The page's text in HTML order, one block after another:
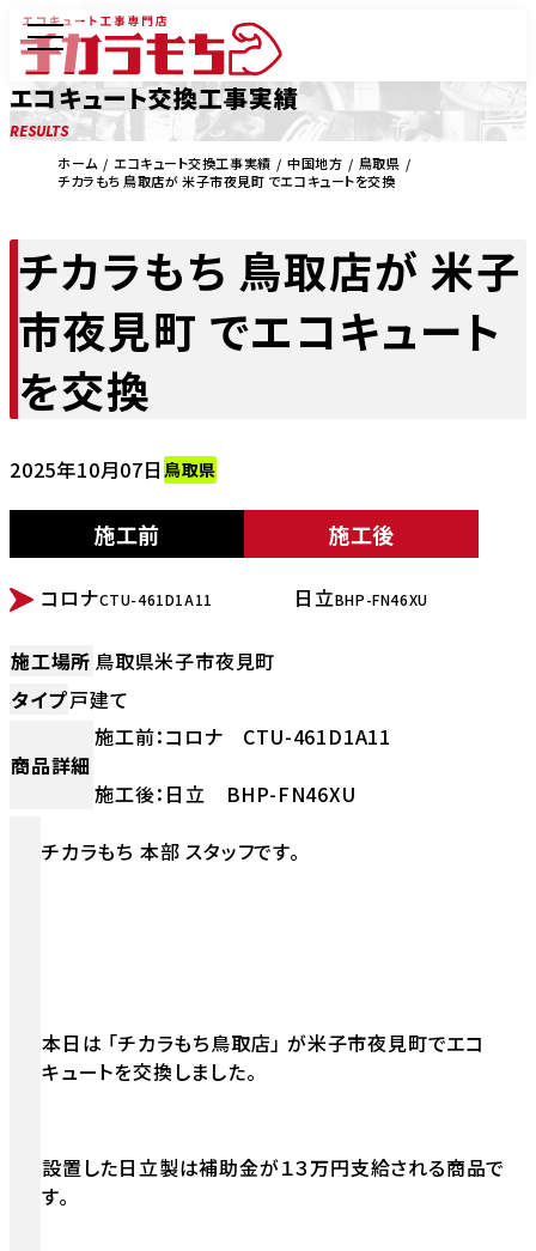
エコキュート交換工事実績
RESULTS
ホーム エコキュート交換工事実績 中国地方
鳥取県
チカラもち 鳥取店が 米子市夜見町 でエコキュートを交換
チカラもち 鳥取店が 米子
市夜見町 でエコキュート
を交換
2025年10月07日 鳥取県
施工前
BEFORE
コロナCTU-461D1A11
施工後
AFTER
日立BHP-FN46XU
施工場所 鳥取県米子市夜見町
タイプ戸建て
商品詳細
施工前：コロナ CTU-461D1A11
施工後：日立 BHP-FN46XU
チカラもち 本部 スタッフです。
本日は 「チカラもち鳥取店」 が米子市夜見町でエコ
キュートを交換しました。
設置した日立製は補助金が１３万円支給される商品で
す。